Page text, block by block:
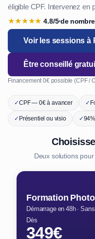
éligible CPF. Intervenez en
★★★★★ 4.8/5•de
Voir les sessions à
Être conseillé
Financement 0€ possible (CPF /
✓CPF — 0€ à avancer ✓
✓Présentiel ou visio ✓
Deux solutions
Formation
Démarrage en 48h ·
Dès
349€